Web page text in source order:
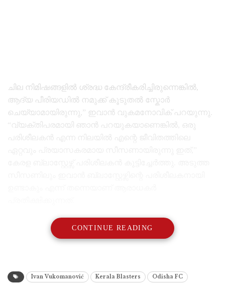
ചില നിമിഷങ്ങളിൽ ശ്രദ്ധ കേന്ദ്രീകരിച്ചിരുന്നെങ്കിൽ,
ആദ്യ പീരിയഡിൽ നമുക്ക് കൂടുതൽ സ്കോർ
ചെയ്യാമായിരുന്നു,” ഇവാൻ വുകമനോവിക് പറയുന്നു.
“വ്യക്തിപരമായി ഞാൻ പറയുകയാണെങ്കിൽ, ഒരു
CONTINUE READING
Ivan Vukomanović Kerala Blasters Odisha FC